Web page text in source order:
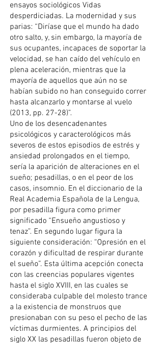
ensayos sociológicos Vidas
desperdiciadas. La modernidad y sus
parias: “Diríase que el mundo ha dado
otro salto, y, sin embargo, la mayoría de
sus ocupantes, incapaces de soportar la
velocidad, se han caído del vehículo en
plena aceleración, mientras que la
mayoría de aquellos que aún no se
habían subido no han conseguido correr
hasta alcanzarlo y montarse al vuelo
(2013, pp. 27-28)”.
Uno de los desencadenantes
psicológicos y caracterológicos más
severos de estos episodios de estrés y
ansiedad prolongados en el tiempo,
sería la aparición de alteraciones en el
sueño; pesadillas, o en el peor de los
casos, insomnio. En el diccionario de la
Real Academia Española de la Lengua,
por pesadilla figura como primer
significado “Ensueño angustioso y
tenaz”. En segundo lugar figura la
siguiente consideración: “Opresión en el
corazón y dificultad de respirar durante
el sueño”. Esta última acepción conecta
con las creencias populares vigentes
hasta el siglo XVIII, en las cuales se
consideraba culpable del molesto trance
a la existencia de monstruos que
presionaban con su peso el pecho de las
víctimas durmientes. A principios del
siglo XX las pesadillas fueron objeto de